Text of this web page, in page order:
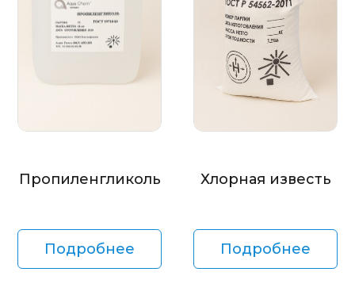
Пропиленгликоль
Подробнее
Хлорная известь
Подробнее